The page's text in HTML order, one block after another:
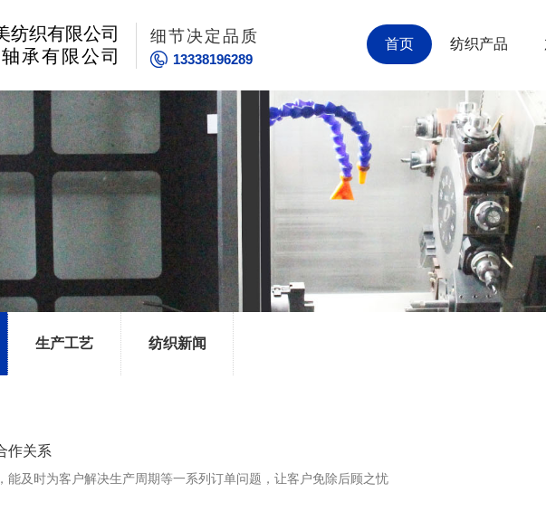
纺织有限公司
承有限公司
细节决定品质
13338196289
首页 纺织产品
生产工艺 纺织新闻
作关系
能及时为客户解决生产周期等一系列订单问题，让客户免除后顾之忧